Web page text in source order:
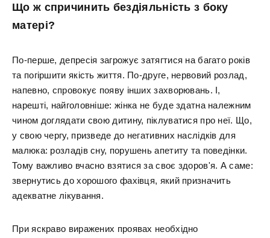
Що ж спричинить бездіяльність з боку
матері?
По-перше, депресія загрожує затягтися на багато років
та погіршити якість життя. По-друге, нервовий розлад,
напевно, спровокує появу інших захворювань. І,
нарешті, найголовніше: жінка не буде здатна належним
чином доглядати свою дитину, піклуватися про неї. Що,
у свою чергу, призведе до негативних наслідків для
малюка: розладів сну, порушень апетиту та поведінки.
Тому важливо вчасно взятися за своє здоров'я. А саме:
звернутись до хорошого фахівця, який призначить
адекватне лікування.
При яскраво виражених проявах необхідно